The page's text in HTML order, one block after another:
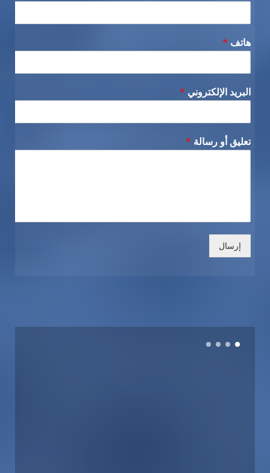
هاتف *
البريد الإلكتروني *
تعليق أو رسالة *
إرسال